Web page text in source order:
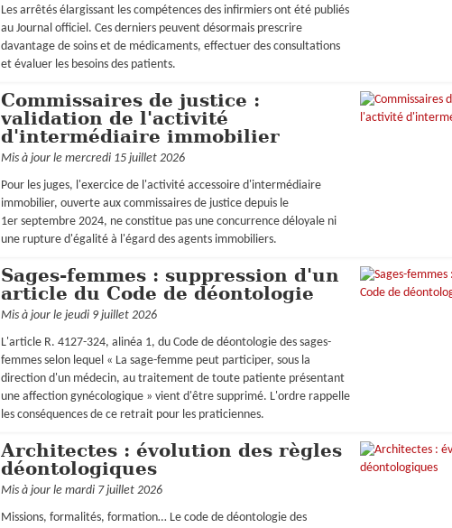
Les arrêtés élargissant les compétences des infirmiers ont été publiés
au Journal officiel. Ces derniers peuvent désormais prescrire
davantage de soins et de médicaments, effectuer des consultations
et évaluer les besoins des patients.
Commissaires de justice :
validation de l'activité
d'intermédiaire immobilier
Mis à jour le mercredi 15 juillet 2026
Pour les juges, l'exercice de l'activité accessoire d'intermédiaire
immobilier, ouverte aux commissaires de justice depuis le
1er septembre 2024, ne constitue pas une concurrence déloyale ni
une rupture d'égalité à l'égard des agents immobiliers.
Sages-femmes : suppression d'un
article du Code de déontologie
Mis à jour le jeudi 9 juillet 2026
L'article R. 4127-324, alinéa 1, du Code de déontologie des sages-
femmes selon lequel « La sage-femme peut participer, sous la
direction d'un médecin, au traitement de toute patiente présentant
une affection gynécologique » vient d'être supprimé. L'ordre rappelle
les conséquences de ce retrait pour les praticiennes.
Architectes : évolution des règles
déontologiques
Mis à jour le mardi 7 juillet 2026
Missions, formalités, formation… Le code de déontologie des